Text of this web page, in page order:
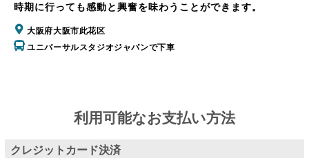
時期に行っても感動と興奮を味わうことができます。
大阪府大阪市此花区
ユニバーサルスタジオジャパンで下車
利用可能なお支払い方法
クレジットカード決済